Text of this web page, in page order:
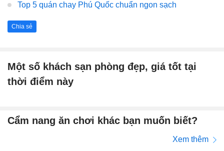
Top 5 quán chay Phú Quốc chuẩn ngon sạch
Chia sẻ
Một số khách sạn phòng đẹp, giá tốt tại
thời điểm này
Cẩm nang ăn chơi khác bạn muốn biết?
Xem thêm